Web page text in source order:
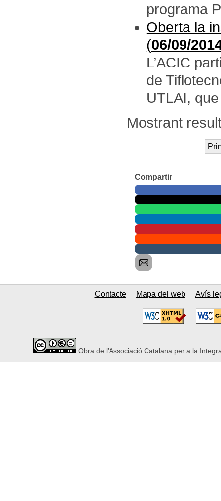
programa
Oberta la
(06/09/
L’ACIC
de
UTLAI,
Mostrant
Compartir
Contacte Mapa del web Avís
Obra de l’Associació Catalana per a la